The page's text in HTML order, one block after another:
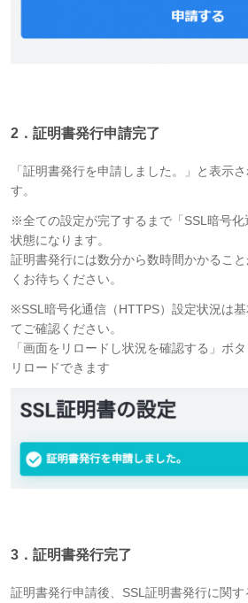
2．証明書発行申請完了
「証明書発行を申請しました。」と表示
す。
※全ての設定が完了するまで「SSL暗号化
状態になります。
証明書発行には数分から数時間かかるこ
くお待ちください。
※SSL暗号化通信（HTTPS）設定状況は
てご確認ください。
「画面をリロードし状況を確認する」ボ
リロードできます
3．証明書発行完了
証明書発行申請後、SSL証明書発行に関